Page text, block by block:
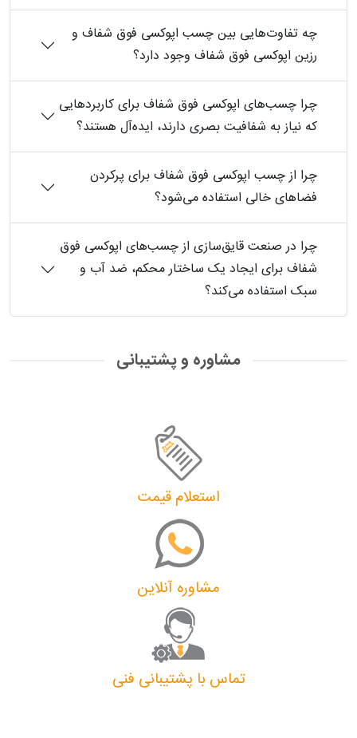
چه تفاوت‌هایی بین چسب اپوکسی فوق شفاف و
رزین اپوکسی فوق شفاف وجود دارد؟
چرا چسب‌های اپوکسی فوق شفاف برای کاربردهایی
که نیاز به شفافیت بصری دارند، ایده‌آل هستند؟
چرا از چسب اپوکسی فوق شفاف برای پرکردن
فضاهای خالی استفاده می‌شود؟
چرا در صنعت قایق‌سازی از چسب‌های اپوکسی فوق
شفاف برای ایجاد یک ساختار محکم، ضد آب و
سبک استفاده می‌کند؟
مشاوره و پشتیبانی
استعلام قیمت
مشاوره آنلاین
تماس با پشتیبانی فنی